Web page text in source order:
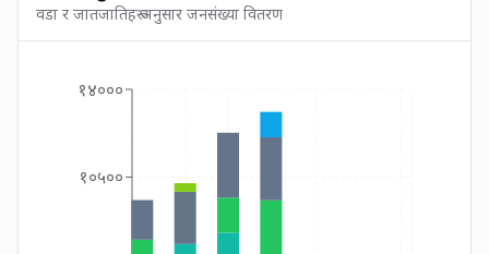
वडा र जातजातिहरू अनुसार जनसंख्या वितरण
१०५००
१४०००